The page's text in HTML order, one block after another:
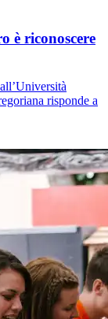
è riconoscere
risponde a